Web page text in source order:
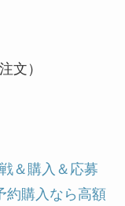
注文）
＆購入＆応募
約購入なら高額